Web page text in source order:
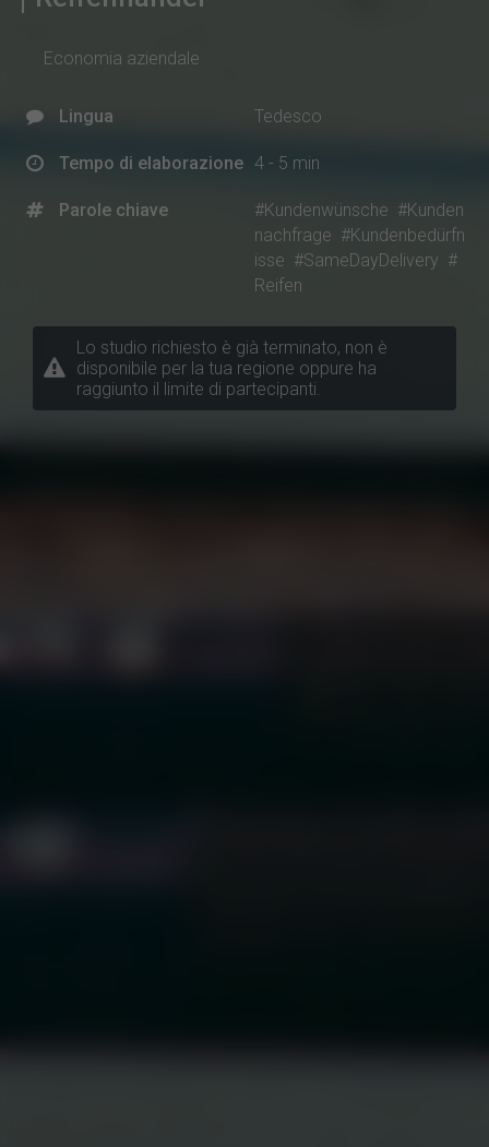
Economia aziendale
Lingua Tedesco
Tempo di elaborazione 4 - 5 min
Parole chiave #Kundenwünsche #Kunden
nachfrage #Kundenbedürfn
isse #SameDayDelivery #
Reifen
Lo studio richiesto è già terminato, non è
disponibile per la tua regione oppure ha
raggiunto il limite di partecipanti.